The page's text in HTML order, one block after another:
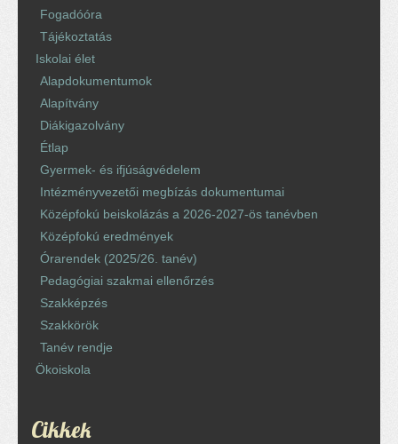
Fogadóóra
Tájékoztatás
Iskolai élet
Alapdokumentumok
Alapítvány
Diákigazolvány
Étlap
Gyermek- és ifjúságvédelem
Intézményvezetői megbízás dokumentumai
Középfokú beiskolázás a 2026-2027-ös tanévben
Középfokú eredmények
Órarendek (2025/26. tanév)
Pedagógiai szakmai ellenőrzés
Szakképzés
Szakkörök
Tanév rendje
Ökoiskola
Cikkek